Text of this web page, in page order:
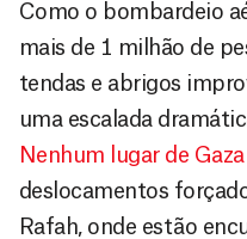
Como o bombardeio
mais de 1 milhão de
tendas e abrigos
uma escalada
Nenhum lugar de
deslocamentos
Rafah, onde estão